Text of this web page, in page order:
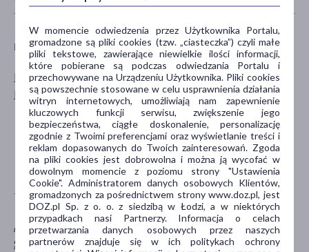
PŁEĆ
Mężczyzna
Kobieta
WIEK
dla dorosłych
dla seniorów
20+
30+
40+
pokaż więcej ...
TYP PRODUKTU
Akcesoria
Sprzęt medyczny
PROBLEM
haluksy
W momencie odwiedzenia przez Użytkownika Portalu,
gromadzone są pliki cookies (tzw. „ciasteczka”) czyli małe
pliki tekstowe, zawierające niewielkie ilości informacji,
które pobierane są podczas odwiedzania Portalu i
przechowywane na Urządzeniu Użytkownika. Pliki cookies
są powszechnie stosowane w celu usprawnienia działania
witryn internetowych, umożliwiają nam zapewnienie
kluczowych funkcji serwisu, zwiększenie jego
bezpieczeństwa, ciągłe doskonalenie, personalizację
zgodnie z Twoimi preferencjami oraz wyświetlanie treści i
reklam dopasowanych do Twoich zainteresowań. Zgoda
na pliki cookies jest dobrowolna i można ją wycofać w
dowolnym momencie z poziomu strony "Ustawienia
Cookie". Administratorem danych osobowych Klientów,
gromadzonych za pośrednictwem strony www.doz.pl, jest
DOZ.pl Sp. z o. o. z siedzibą w Łodzi, a w niektórych
przypadkach nasi Partnerzy. Informacja o celach
przetwarzania danych osobowych przez naszych
partnerów znajduje się w ich politykach ochrony